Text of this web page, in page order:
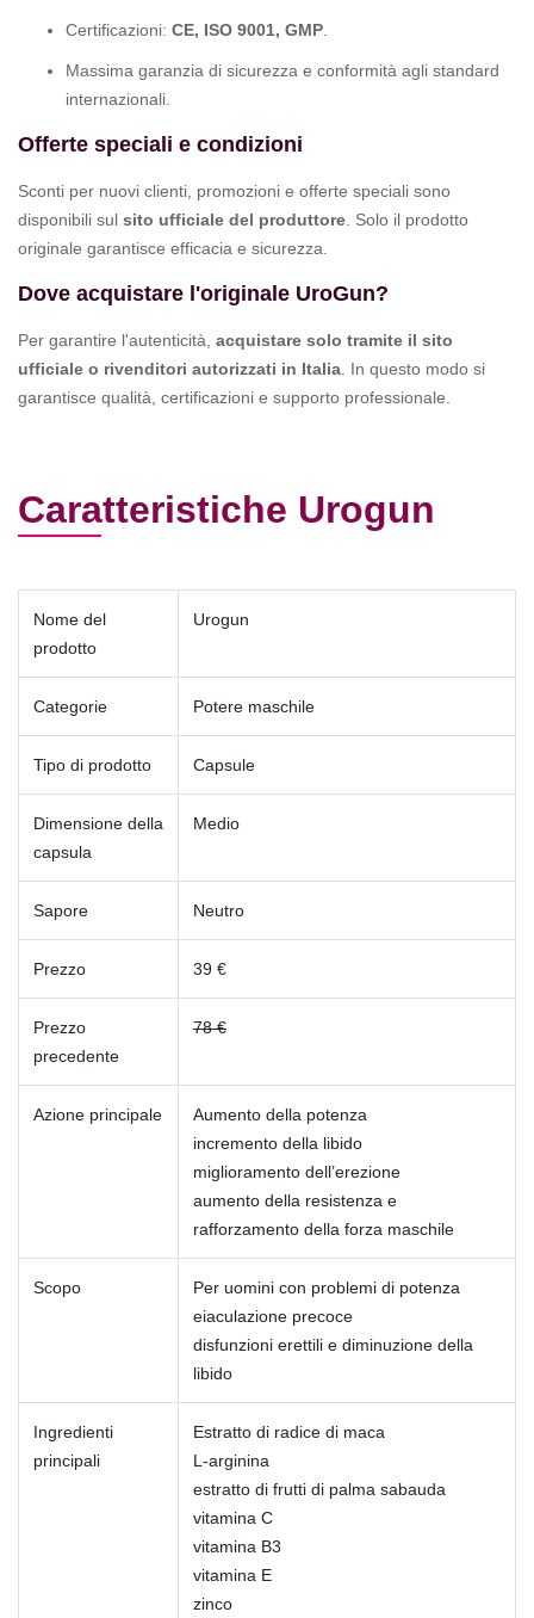
Certificazioni: CE, ISO 9001, GMP
Massima garanzia di sicurezza e conformità agli standard
internazionali.
Offerte speciali e condizioni
Sconti per nuovi clienti, promozioni e offerte speciali sono
disponibili sul sito ufficiale del produttore . Solo il prodotto
originale garantisce efficacia e sicurezza.
Dove acquistare l'originale UroGun?
Per garantire l'autenticità, acquistare solo tramite il sito
ufficiale o rivenditori autorizzati in Italia . In questo modo si
garantisce qualità, certificazioni e supporto professionale.
Caratteristiche Urogun
Nome del
prodotto
Urogun
Categorie Potere maschile
Tipo di prodotto Capsule
Dimensione della
capsula
Medio
Sapore Neutro
Prezzo 39 €
Prezzo
precedente
78 €
Azione principale
Aumento della potenza
incremento della libido
miglioramento dell’erezione
aumento della resistenza e
rafforzamento della forza maschile
Scopo
Per uomini con problemi di potenza
eiaculazione precoce
disfunzioni erettili e diminuzione della
libido
Ingredienti
principali
Estratto di radice di maca
L-arginina
estratto di frutti di palma sabauda
vitamina C
vitamina B3
vitamina E
zinco